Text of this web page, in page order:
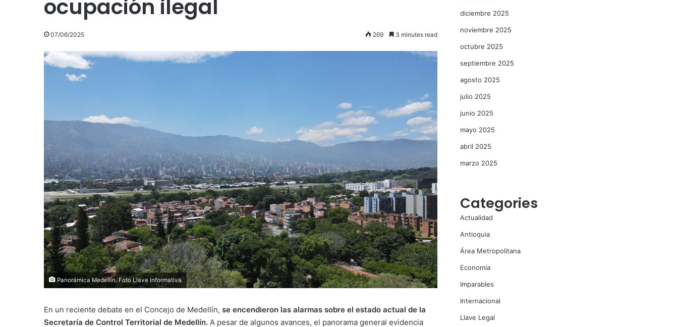
ocupación ilegal
07/06/2025 269 3 minutes read
Panorámica Medellín. Foto Llave Informativa
En un reciente debate en el Concejo de Medellín, se encendieron las alarmas sobre el estado actual de la
Secretaría de Control Territorial de Medellín. A pesar de algunos avances, el panorama general evidencia
diciembre 2025
noviembre 2025
octubre 2025
septiembre 2025
agosto 2025
julio 2025
junio 2025
mayo 2025
abril 2025
marzo 2025
Categories
Actualidad
Antioquia
Área Metropolitana
Economía
Imparables
Internacional
Llave Legal